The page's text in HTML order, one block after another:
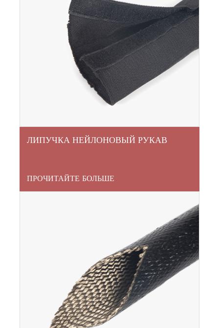
ЛИПУЧКА НЕЙЛОНОВЫЙ РУКАВ
ПРОЧИТАЙТЕ БОЛЬШЕ